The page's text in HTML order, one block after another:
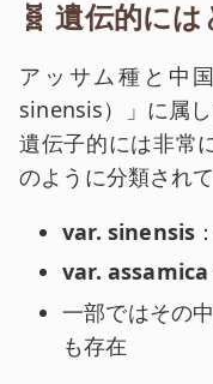
🧬 遺伝的には
アッサム種と中
sinensis）」に属し
遺伝子的には非常
のように分類され
var. sinensis
var. assamica
一部ではその
も存在